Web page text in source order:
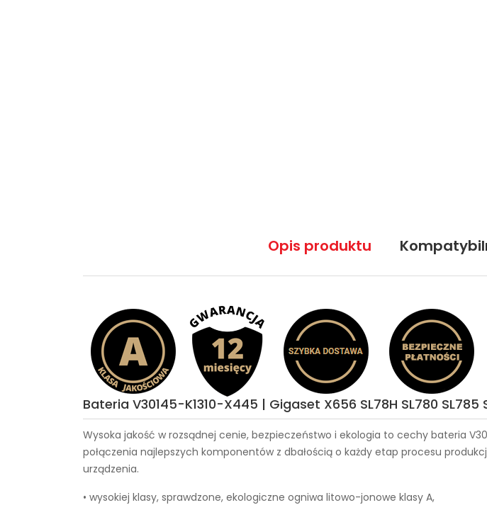
Opis produktu
Bateria V30145-K1310-X445 | Gigaset X656 SL78H SL780 SL785
Wysoka jakość w rozsądnej cenie, bezpieczeństwo i ekologia to cechy bateria
połączenia najlepszych komponentów z dbałością o każdy etap procesu
urządzenia.
• wysokiej klasy, sprawdzone, ekologiczne ogniwa litowo-jonowe klasy A,